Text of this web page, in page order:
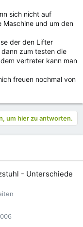
sich nicht auf
Maschine und um den
der den Lifter
zum testen die
vertreter kann man
freuen nochmal von
um hier zu antworten.
- Unterschiede